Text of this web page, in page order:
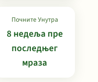
Почните Унутра
8 недеља пре
последњег
мраза